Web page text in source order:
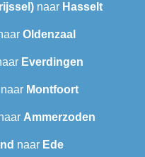
naar Hasselt
Oldenzaal
Everdingen
naar Montfoort
Ammerzoden
naar Ede